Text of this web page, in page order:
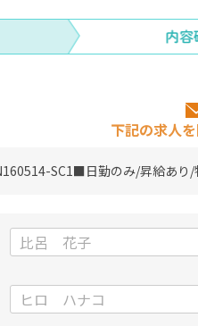
下記の求人
SC1■日勤のみ/昇給あり/